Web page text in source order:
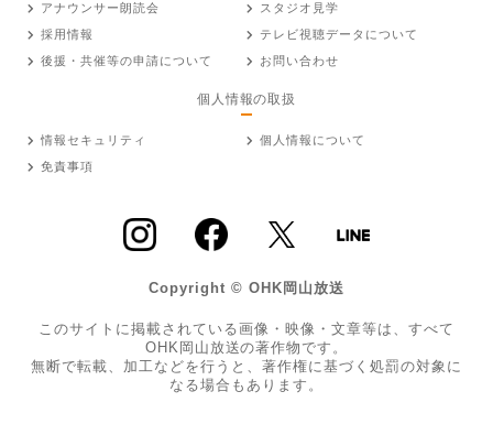
アナウンサー朗読会
スタジオ見学
採用情報
テレビ視聴データについて
後援・共催等の申請について
お問い合わせ
個人情報の取扱
情報セキュリティ
個人情報について
免責事項
Copyright © OHK岡山放送
このサイトに掲載されている画像・映像・文章等は、すべて
OHK岡山放送の著作物です。
無断で転載、加工などを行うと、著作権に基づく処罰の対象に
なる場合もあります。